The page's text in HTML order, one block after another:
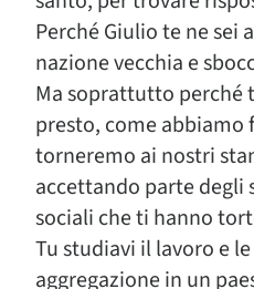
Perché Giulio te ne sei
nazione vecchia e
Ma soprattutto
presto, come abbiamo
torneremo ai nostri
accettando parte degli
sociali che ti hanno
Tu studiavi il lavoro e
aggregazione in un